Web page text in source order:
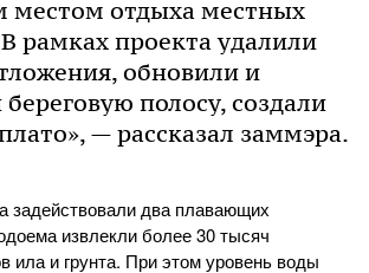
отдыха местных
рамках проекта удалили
обновили и
полосу, создали
— рассказал заммэра.
задействовали два плавающих
извлекли более 30 тысяч
ила и грунта. При этом уровень воды